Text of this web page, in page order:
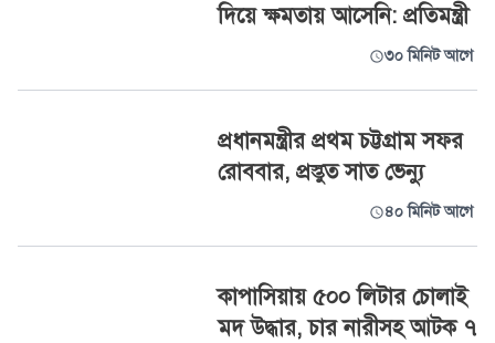
দিয়ে ক্ষমতায় আসেনি: প্রতিমন্ত্রী
৩০ মিনিট আগে
প্রধানমন্ত্রীর প্রথম চট্টগ্রাম সফর
রোববার, প্রস্তুত সাত ভেন্যু
৪০ মিনিট আগে
কাপাসিয়ায় ৫০০ লিটার চোলাই
মদ উদ্ধার, চার নারীসহ আটক ৭